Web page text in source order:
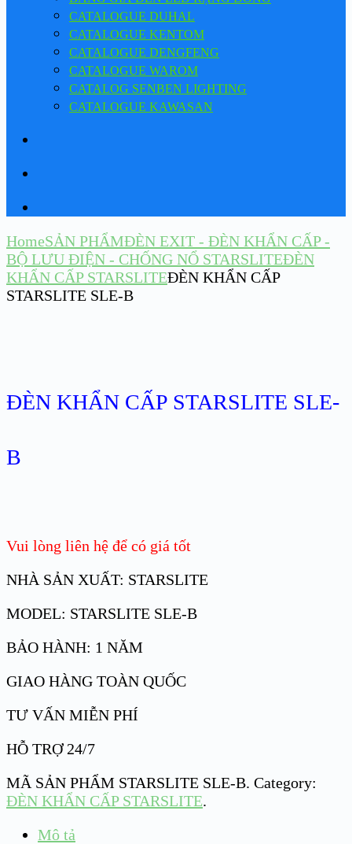
CATALOGUE DUHAL
CATALOGUE KENTOM
CATALOGUE DENGFENG
CATALOGUE WAROM
CATALOG SENBEN LIGHTING
CATALOGUE KAWASAN
HomeSẢN PHẨMĐÈN EXIT - ĐÈN KHẨN CẤP -
BỘ LƯU ĐIỆN - CHỐNG NỔ STARSLITEĐÈN
KHẨN CẤP STARSLITEĐÈN KHẨN CẤP
STARSLITE SLE-B
ĐÈN KHẨN CẤP STARSLITE SLE-
B
Vui lòng liên hệ để có giá tốt
NHÀ SẢN XUẤT: STARSLITE
MODEL: STARSLITE SLE-B
BẢO HÀNH: 1 NĂM
GIAO HÀNG TOÀN QUỐC
TƯ VẤN MIỄN PHÍ
HỖ TRỢ 24/7
MÃ SẢN PHẨM STARSLITE SLE-B. Category:
ĐÈN KHẨN CẤP STARSLITE.
Mô tả